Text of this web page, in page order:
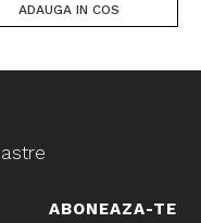
ADAUGA IN COS